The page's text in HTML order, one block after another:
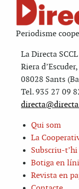
Periodisme
La Directa SCCL
Riera
08028 Sants
Tel. 935 27 09
Qui som
La
Subscriu-t’hi
Botiga en
Revista en